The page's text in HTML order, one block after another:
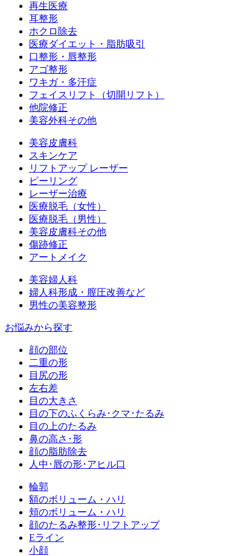
再生医療
耳整形
ホクロ除去
医療ダイエット・脂肪吸引
口整形・唇整形
アゴ整形
ワキガ・多汗症
フェイスリフト（切開リフト）
他院修正
美容外科その他
美容皮膚科
スキンケア
リフトアップ レーザー
ピーリング
レーザー治療
医療脱毛（女性）
医療脱毛（男性）
美容皮膚科その他
傷跡修正
アートメイク
美容婦人科
婦人科形成・膣圧改善など
男性の美容整形
お悩みから探す
顔の部位
二重の形
目尻の形
左右差
目の大きさ
目の下のふくらみ･クマ･たるみ
目の上のたるみ
鼻の高さ･形
顔の脂肪除去
人中･唇の形･アヒル口
輪郭
額のボリューム・ハリ
頬のボリューム・ハリ
顔のたるみ整形･リフトアップ
Eライン
小顔